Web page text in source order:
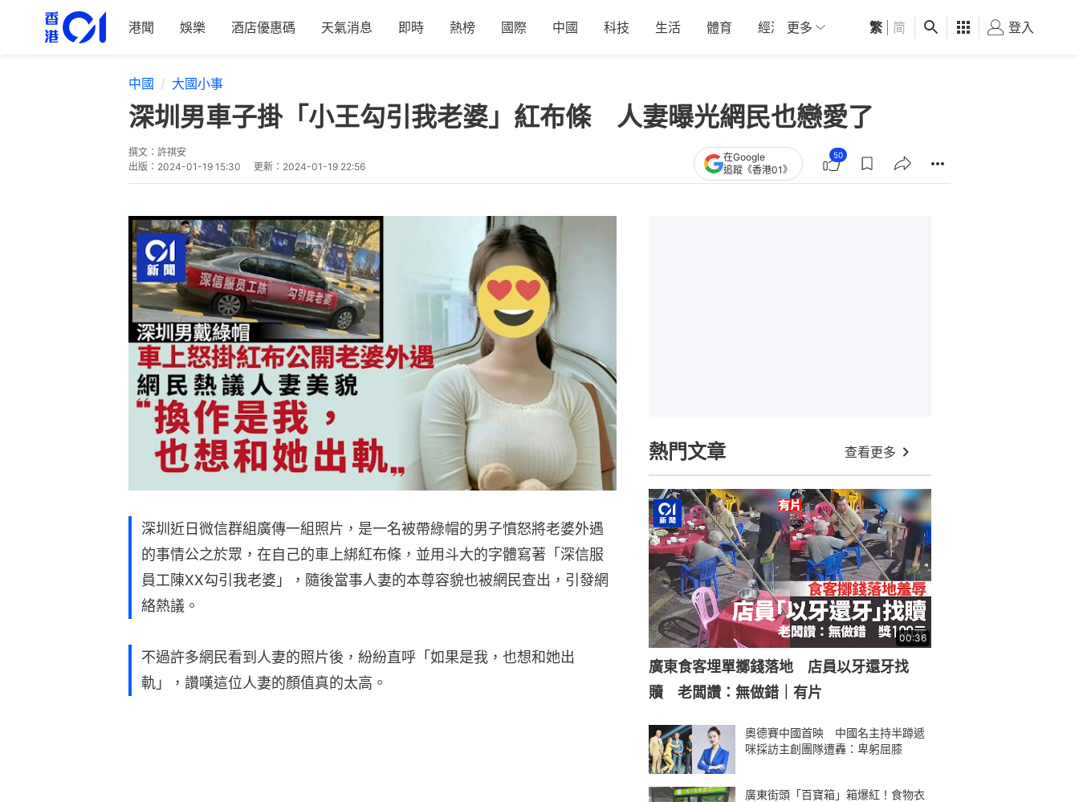
港聞 娛樂 酒店優惠碼 天氣消息 即時 熱榜 國際 中國 科技 生活 體育 經濟 01深圳 觀點 健康 好食玩飛
更多 繁 简 登入
中國 大國小事
深圳男車子掛「小王勾引我老婆」紅布條 人妻曝光網民也戀愛了
撰文： 許祺安
出版： 2024-01-19 15:30 更新： 2024-01-19 22:56
在Google
追蹤《香港01》
50
深圳近日微信群組廣傳一組照片，是一名被帶綠帽的男子憤怒將老婆外遇
的事情公之於眾，在自己的車上綁紅布條，並用斗大的字體寫著「深信服
員工陳XX勾引我老婆」，隨後當事人妻的本尊容貌也被網民查出，引發網
絡熱議。
不過許多網民看到人妻的照片後，紛紛直呼「如果是我，也想和她出
軌」，讚嘆這位人妻的顏值真的太高。
熱門文章 查看更多
00:36
廣東食客埋單擲錢落地 店員以牙還牙找
贖 老闆讚：無做錯｜有片
奧德賽中國首映 中國名主持半蹲遞
咪採訪主創團隊遭轟：卑躬屈膝
廣東街頭「百寶箱」箱爆紅！食物衣